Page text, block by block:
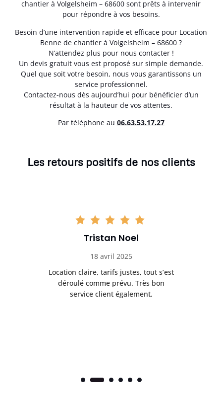
chantier à Volgelsheim – 68600 sont prêts à intervenir
pour répondre à vos besoins.
Besoin d’une intervention rapide et efficace pour Location
Benne de chantier à Volgelsheim – 68600 ?
N’attendez plus pour nous contacter !
Un devis gratuit vous est proposé sur simple demande.
Quel que soit votre besoin, nous vous garantissons un
service professionnel.
Contactez-nous dès aujourd’hui pour bénéficier d’un
résultat à la hauteur de vos attentes.
Par téléphone au 06.63.53.17.27
Les retours positifs de nos clients
Tristan Noel
18 avril 2025
Location claire, tarifs justes, tout s’est
déroulé comme prévu. Très bon
service client également.